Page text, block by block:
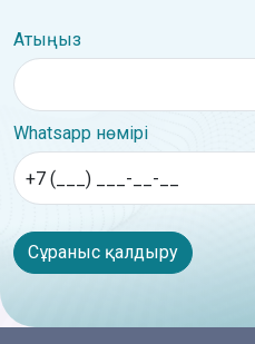
Атыңыз
Whatsapp нөмірі
Сұраныс қалдыру